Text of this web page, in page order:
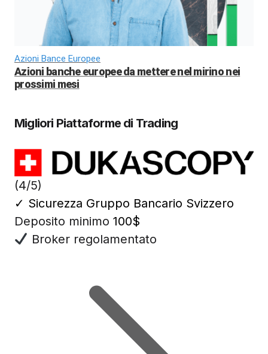
Azioni Bance Europee
Azioni banche europee da mettere nel mirino nei
prossimi mesi
Migliori Piattaforme di Trading
(4/5)
✓ Sicurezza Gruppo Bancario Svizzero
Deposito minimo 100$
Broker regolamentato